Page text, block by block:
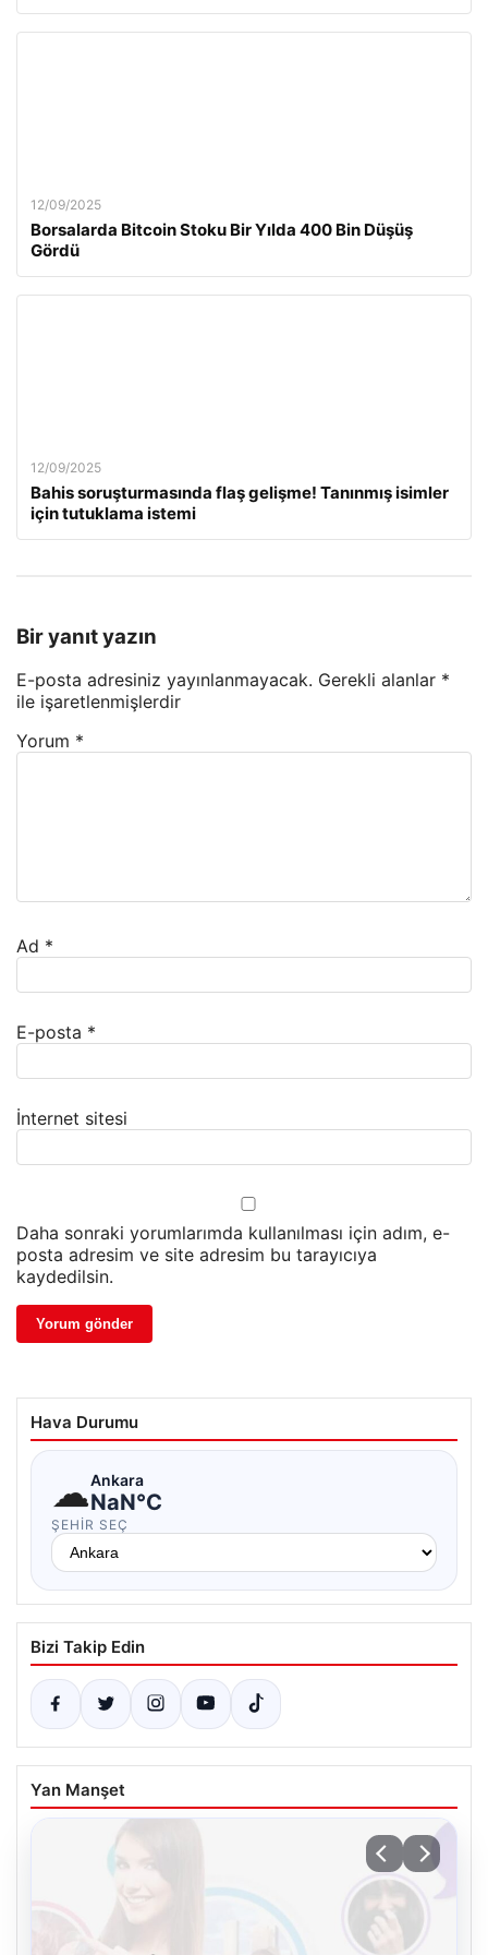
12/09/2025
Borsalarda Bitcoin Stoku Bir Yılda 400 Bin Düşüş
Gördü
12/09/2025
Bahis soruşturmasında flaş gelişme! Tanınmış isimler
için tutuklama istemi
Bir yanıt yazın
E-posta adresiniz yayınlanmayacak. Gerekli alanlar *
ile işaretlenmişlerdir
Yorum *
Ad *
E-posta *
İnternet sitesi
Daha sonraki yorumlarımda kullanılması için adım, e-
posta adresim ve site adresim bu tarayıcıya
kaydedilsin.
Hava Durumu
☁Ankara
NaN°C
ŞEHIR SEÇ
Bizi Takip Edin
Yan Manşet